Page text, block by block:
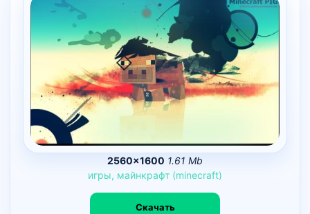
2560×1600 1.61 Mb
игры, майнкрафт (minecraft)
Скачать